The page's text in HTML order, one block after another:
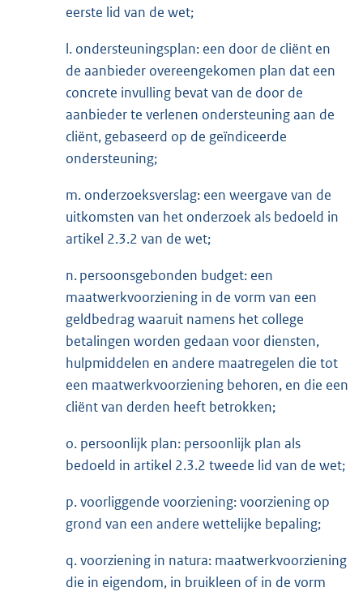
eerste lid van de wet;
l. ondersteuningsplan: een door de cliënt en
de aanbieder overeengekomen plan dat een
concrete invulling bevat van de door de
aanbieder te verlenen ondersteuning aan de
cliënt, gebaseerd op de geïndiceerde
ondersteuning;
m. onderzoeksverslag: een weergave van de
uitkomsten van het onderzoek als bedoeld in
artikel 2.3.2 van de wet;
n. persoonsgebonden budget: een
maatwerkvoorziening in de vorm van een
geldbedrag waaruit namens het college
betalingen worden gedaan voor diensten,
hulpmiddelen en andere maatregelen die tot
een maatwerkvoorziening behoren, en die een
cliënt van derden heeft betrokken;
o. persoonlijk plan: persoonlijk plan als
bedoeld in artikel 2.3.2 tweede lid van de wet;
p. voorliggende voorziening: voorziening op
grond van een andere wettelijke bepaling;
q. voorziening in natura: maatwerkvoorziening
die in eigendom, in bruikleen of in de vorm